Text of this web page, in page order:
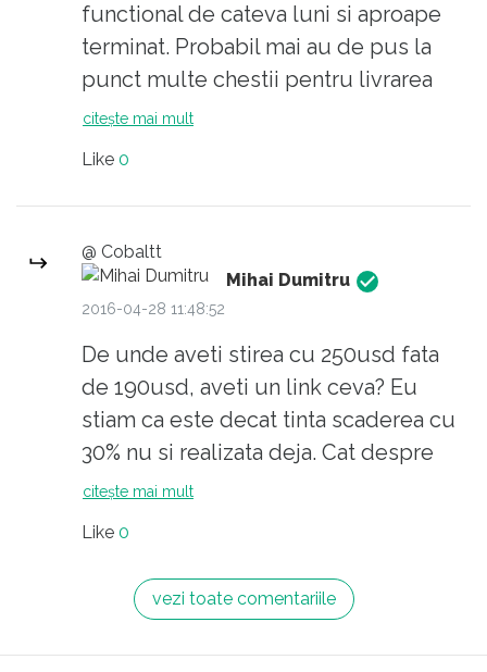
Si da, nu avem noi drumuri pentru
Tesla, cel mai probabil va fi facuta la
unguri fabrica.
functional de cateva luni si aproape
terminat. Probabil mai au de pus la
punct multe chestii pentru livrarea
eficienta a tuturor precomenzilor
urile lui Musk sunt interdependete
technologic, nu poate sa ajunga pe
Marte in 2018 fara dezvoltarile
technologice de la Tesla.
Lasand la o parte discutia despre
autostrazile inexistente cred ca e cel
putin la fel de important sa discutam
despre infrastructura de incarcare, pe
care iar nu o avem. Cred ca este o
oportunitate enorma in Romania
de sud are un indice solar ridicat.
citește mai mult
Like 0
@ Cobaltt
Mihai Dumitru
2016-04-28 11:48:52
De unde aveti stirea cu 250usd fata
de 190usd, aveti un link ceva? Eu
stiam ca este decat tinta scaderea cu
30% nu si realizata deja. Cat despre
Tesla in Romania subscriu ca sunt cai
citește mai mult
Like 0
vezi toate comentariile